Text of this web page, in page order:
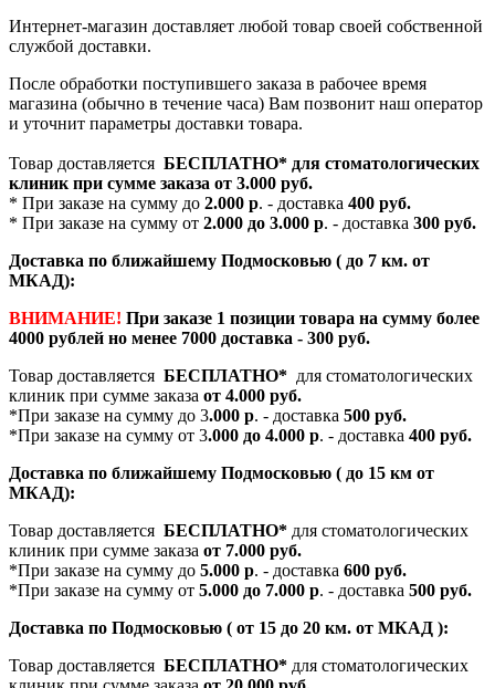
Интернет-магазин доставляет любой товар своей собственной
службой доставки.
После обработки поступившего заказа в рабочее время
магазина (обычно в течение часа) Вам позвонит наш оператор
и уточнит параметры доставки товара.
Товар доставляется БЕСПЛАТНО* для стоматологических
клиник при сумме заказа от 3.000 руб.
* При заказе на сумму до 2.000 р. - доставка 400 руб.
* При заказе на сумму от 2.000 до 3.000 р. - доставка 300 руб.
Доставка по ближайшему Подмосковью ( до 7 км. от
МКАД):
ВНИМАНИЕ! При заказе 1 позиции товара на сумму более
4000 рублей но менее 7000 доставка - 300 руб.
Товар доставляется БЕСПЛАТНО* для стоматологических
клиник при сумме заказа от 4.000 руб.
*При заказе на сумму до 3.000 р. - доставка 500 руб.
*При заказе на сумму от 3.000 до 4.000 р. - доставка 400 руб.
Доставка по ближайшему Подмосковью ( до 15 км от
МКАД):
Товар доставляется БЕСПЛАТНО* для стоматологических
клиник при сумме заказа от 7.000 руб.
*При заказе на сумму до 5.000 р. - доставка 600 руб.
*При заказе на сумму от 5.000 до 7.000 р. - доставка 500 руб.
Доставка по Подмосковью ( от 15 до 20 км. от МКАД ):
Товар доставляется БЕСПЛАТНО* для стоматологических